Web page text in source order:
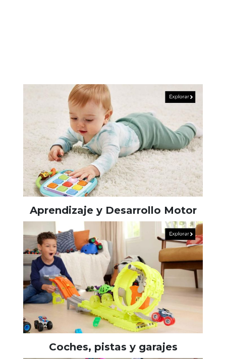
Aprendizaje y Desarrollo Motor
Coches, pistas y garajes